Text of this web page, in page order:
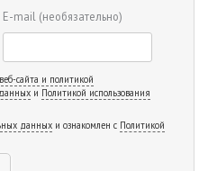
E-mail (необязательно)
сайта и политикой
и Политикой использования
данных и ознакомлен с Политикой